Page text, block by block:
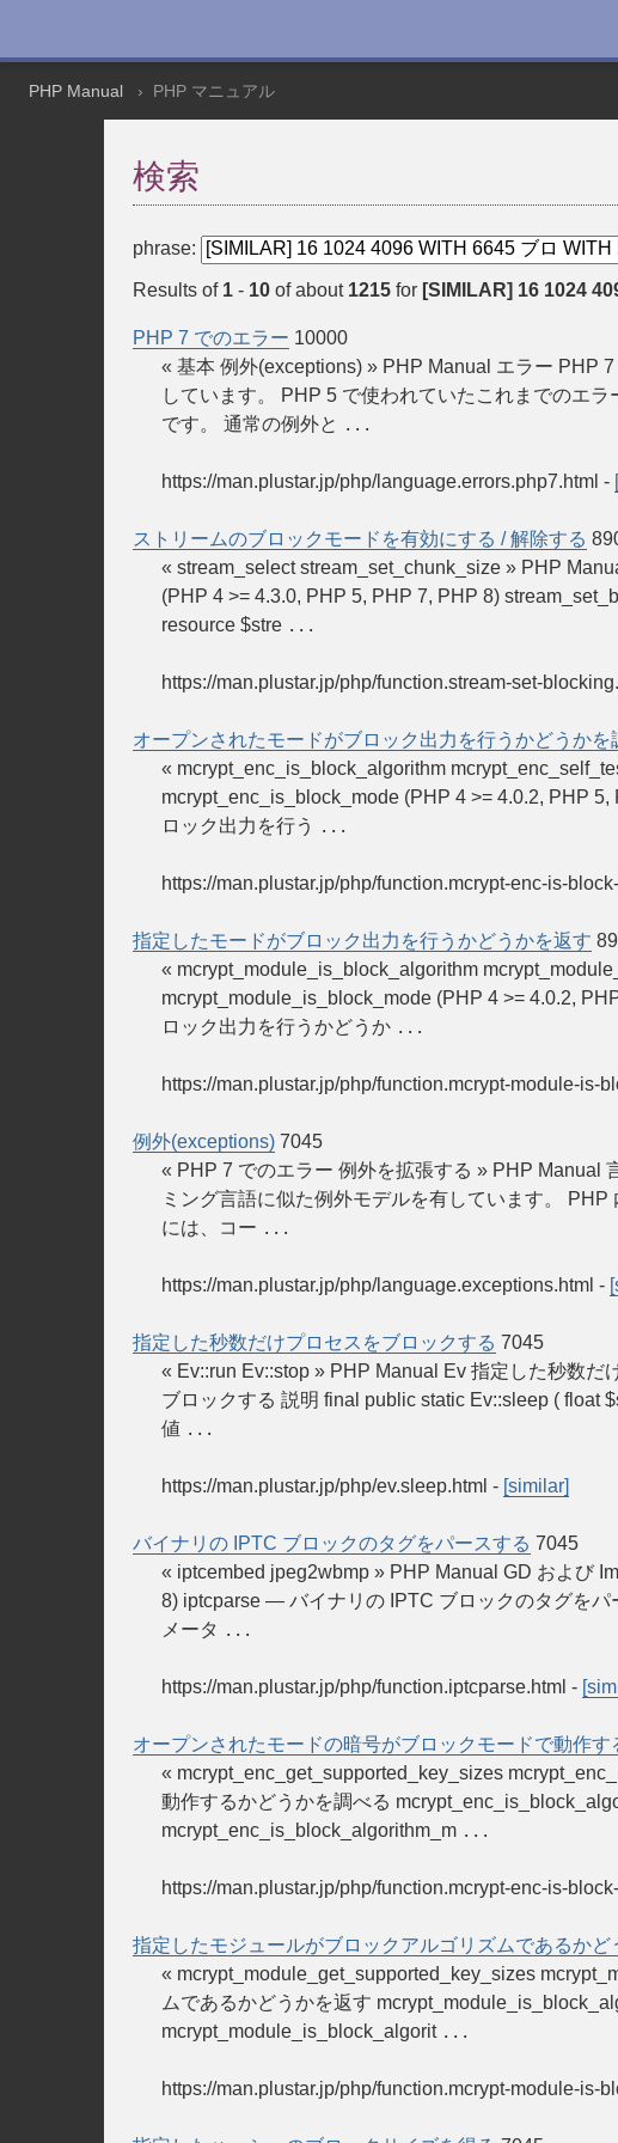
PHP Manual PHP マニュアル
検索
phrase:
Results of 1 - 10 of about 1215 for [SIMILAR] 16 1024
PHP 7 でのエラー 10000
« 基本 例外(exceptions) » PHP Manual エラー PHP
しています。 PHP 5 で使われていたこれまでのエ
です。 通常の例外と
...
https://man.plustar.jp/php/language.errors.php7.html -
ストリームのブロックモードを有効にする / 解除する
« stream_select stream_set_chunk_size » PHP
(PHP 4 >= 4.3.0, PHP 5, PHP 7, PHP 8)
resource $stre ...
https://man.plustar.jp/php/function.stream-set-
オープンされたモードがブロック出力を行うかどうかを
« mcrypt_enc_is_block_algorithm
mcrypt_enc_is_block_mode (PHP 4 >= 4.0.2, PHP
ロック出力を行う
...
https://man.plustar.jp/php/function.mcrypt-enc-is-
指定したモードがブロック出力を行うかどうかを返す
« mcrypt_module_is_block_algorithm
mcrypt_module_is_block_mode (PHP 4 >= 4.0.2,
ロック出力を行うかどうか ...
https://man.plustar.jp/php/function.mcrypt-module-is-
例外(exceptions) 7045
« PHP 7 でのエラー 例外を拡張する » PHP Manual
ミング言語に似た例外モデルを有しています。
には、コー ...
https://man.plustar.jp/php/language.exceptions.html -
指定した秒数だけプロセスをブロックする 7045
« Ev::run Ev::stop » PHP Manual Ev 指定した秒数
ブロックする 説明 final public static Ev::sleep ( float
値 ...
https://man.plustar.jp/php/ev.sleep.html - [similar]
バイナリの IPTC ブロックのタグをパースする 7045
« iptcembed jpeg2wbmp » PHP Manual GD および
8) iptcparse — バイナリの IPTC ブロックのタグをパ
メータ
...
https://man.plustar.jp/php/function.iptcparse.html -
オープンされたモードの暗号がブロックモードで動作す
« mcrypt_enc_get_supported_key_sizes
動作するかどうかを調べる
mcrypt_enc_is_block_algorithm_m ...
https://man.plustar.jp/php/function.mcrypt-enc-is-
指定したモジュールがブロックアルゴリズムであるかど
« mcrypt_module_get_supported_key_sizes
ムであるかどうかを返す
mcrypt_module_is_block_algorit ...
https://man.plustar.jp/php/function.mcrypt-module-is-